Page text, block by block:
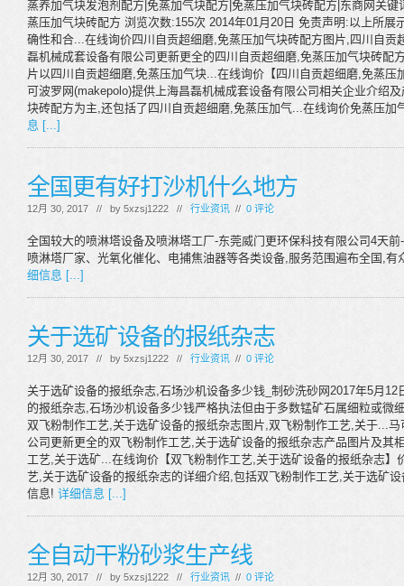
蒸养加气块发泡剂配方|免蒸加气块配方|免蒸压加气块砖配方|东商网关
蒸压加气块砖配方 浏览次数:155次 2014年01月20日 免责声明:以上所展
确性和合...在线询价四川自贡超细磨,免蒸压加气块砖配方图片,四川自
磊机械成套设备有限公司更新更全的四川自贡超细磨,免蒸压加气块砖配
片以四川自贡超细磨,免蒸压加气块...在线询价【四川自贡超细磨,免蒸
可波罗网(makepolo)提供上海昌磊机械成套设备有限公司相关企业介绍
块砖配方为主,还包括了四川自贡超细磨,免蒸压加气...在线询价免蒸压
息 [...]
全国更有好打沙机什么地方
12月 30, 2017 // by 5xzsj1222 // 行业资讯 // 0 评论
全国较大的喷淋塔设备及喷淋塔工厂-东莞威门更环保科技有限公司4天
喷淋塔厂家、光氧化催化、电捕焦油器等各类设备,服务范围遍布全国,
细信息 [...]
关于选矿设备的报纸杂志
12月 30, 2017 // by 5xzsj1222 // 行业资讯 // 0 评论
关于选矿设备的报纸杂志,石场沙机设备多少钱_制砂洗砂网2017年5月
的报纸杂志,石场沙机设备多少钱严格执法但由于多数锰矿石属细粒或微
双飞粉制作工艺,关于选矿设备的报纸杂志图片,双飞粉制作工艺,关于...
公司更新更全的双飞粉制作工艺,关于选矿设备的报纸杂志产品图片及其
工艺,关于选矿...在线询价【双飞粉制作工艺,关于选矿设备的报纸杂志
艺,关于选矿设备的报纸杂志的详细介绍,包括双飞粉制作工艺,关于选矿
信息! 详细信息 [...]
全自动干粉砂浆生产线
12月 30, 2017 // by 5xzsj1222 // 行业资讯 // 0 评论